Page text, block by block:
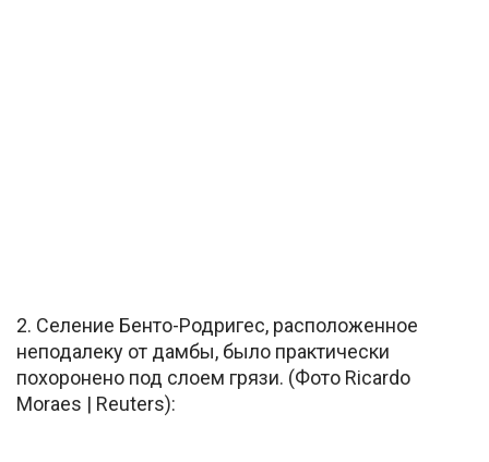
2. Селение Бенто-Родригес, расположенное
неподалеку от дамбы, было практически
похоронено под слоем грязи. (Фото Ricardo
Moraes | Reuters):